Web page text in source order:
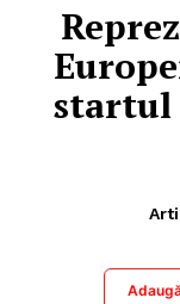
startul